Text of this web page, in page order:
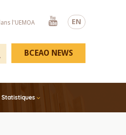
EN
l'UEMOA
Youtube
Statistiques
BCEAO NEWS